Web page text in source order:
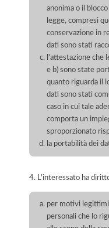
anonima o il
legge, compresi
conservazione in
dati sono stati
l'attestazione che
e b) sono state
quanto riguarda il
dati sono stati
caso in cui tale
comporta un
sproporzionato
la portabilità dei
4. L'interessato ha
per motivi
personali che lo